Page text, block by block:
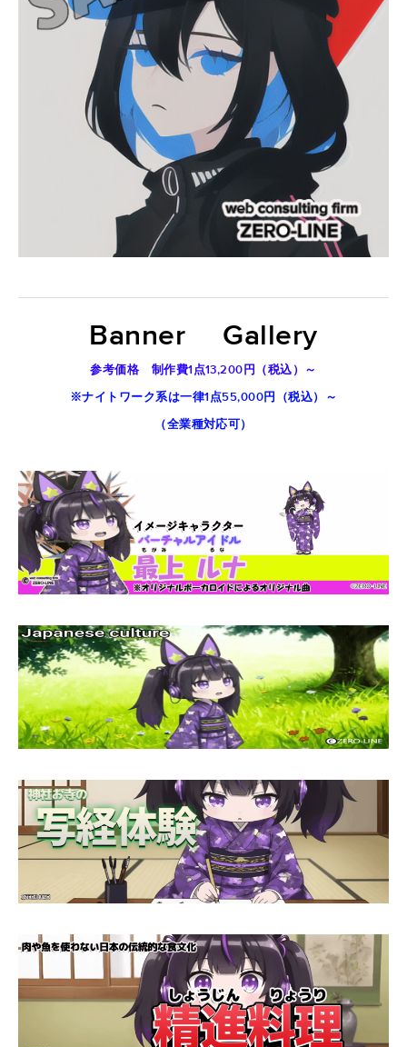
Banner Gallery
参考価格 制作費1点13,200円（税込）～
※ナイトワーク系は一律1点55,000円（税込）～
​（全業種対応可）